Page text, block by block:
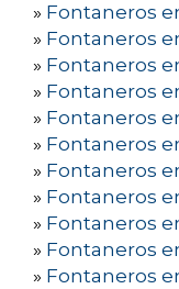
» Fontaneros
» Fontaneros
» Fontaneros
» Fontaneros
» Fontaneros
» Fontaneros
» Fontaneros
» Fontaneros
» Fontaneros
» Fontaneros
» Fontaneros